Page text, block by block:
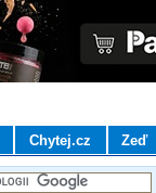
Chytej.cz Zeď